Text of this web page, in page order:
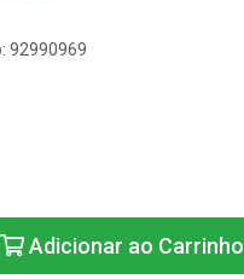
92990969
Adicionar ao Carrinho